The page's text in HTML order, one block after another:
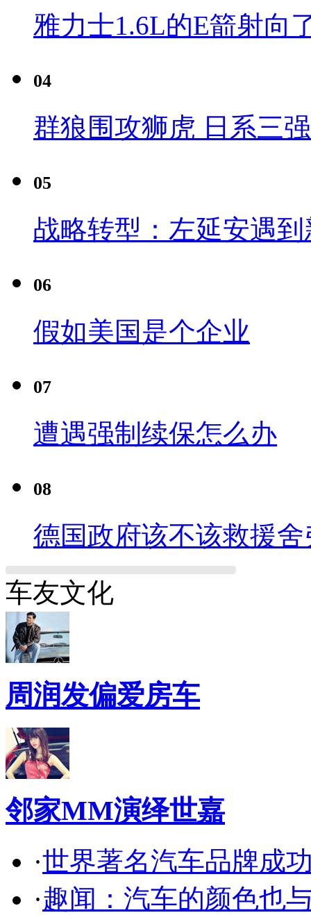
雅力士1.6L的E箭射向
04
群狼围攻狮虎 日系三
05
战略转型：左延安遇
06
假如美国是个企业
07
遭遇强制续保怎么办
08
德国政府该不该救援舍
车友文化
周润发偏爱房车
邻家MM演绎世嘉
·世界著名汽车品牌成
·趣闻：汽车的颜色也